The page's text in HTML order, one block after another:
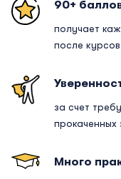
90+
получает
после
за счет
прокаченных
Много